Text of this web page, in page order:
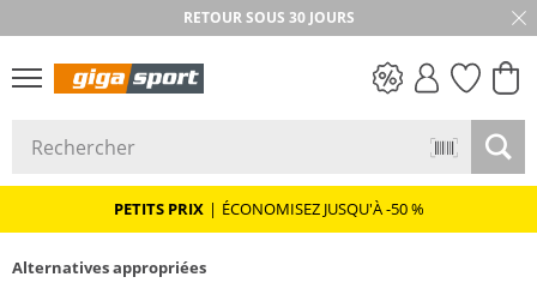
RETOUR SOUS 30 JOURS
PETITS PRIX | ÉCONOMISEZ JUSQU'À -50 %
Alternatives appropriées